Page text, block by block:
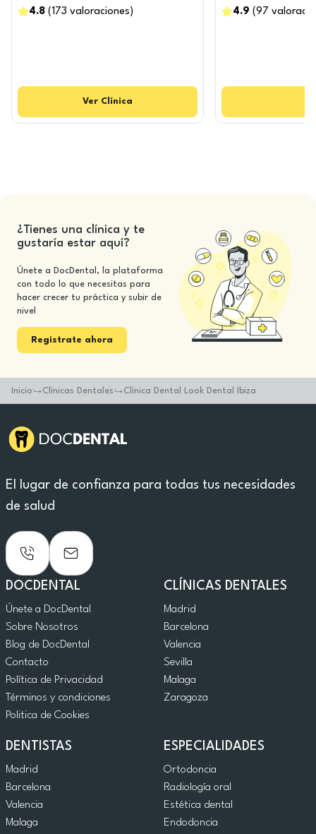
4.8 (173 valoraciones )
Ver Clínica
4.9 (97
¿Tienes una clínica y te
gustaría estar aquí?
Únete a DocDental, la plataforma
con todo lo que necesitas para
hacer crecer tu práctica y subir de
nivel
Registrate ahora
Inicio Clínicas Dentales Clínica Dental Look Dental Ibiza
El lugar de confianza para todas tus necesidades
de salud
DOCDENTAL
Únete a DocDental
Sobre Nosotros
Blog de DocDental
Contacto
Política de Privacidad
Términos y condiciones
Politica de Cookies
CLÍNICAS DENTALES
Madrid
Barcelona
Valencia
Sevilla
Malaga
Zaragoza
DENTISTAS
Madrid
Barcelona
Valencia
Malaga
ESPECIALIDADES
Ortodoncia
Radiología oral
Estética dental
Endodoncia